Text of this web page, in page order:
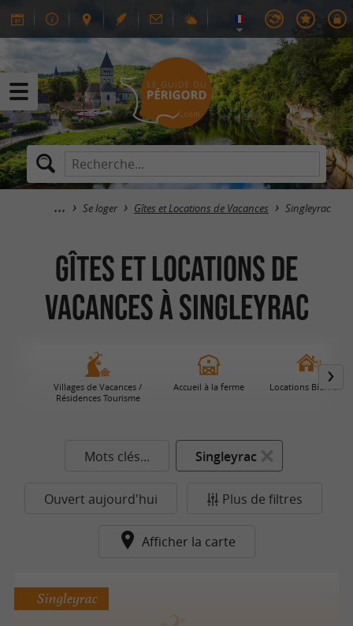
Se loger Gîtes et Locations de Vacances Singleyrac
Gîtes et Locations de
Vacances à Singleyrac
Villages de Vacances /
Résidences Tourisme
Accueil à la ferme Locations Bien-Être
Mots clés... Singleyrac
Ouvert aujourd'hui Plus de filtres
Afficher la carte
Singleyrac